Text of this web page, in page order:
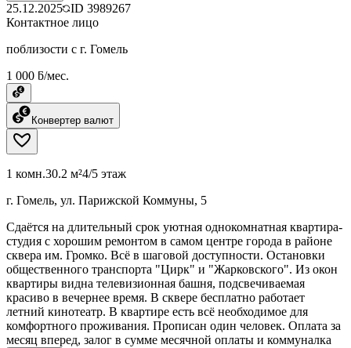
25.12.2025 ID 3989267
Контактное лицо
поблизости с г. Гомель
1 000 ƃ/мес.
Конвертер валют
1 комн.30.2 м²4/5 этаж
г. Гомель, ул. Парижской Коммуны, 5
Сдаётся на длительный срок уютная однокомнатная квартира-
студия с хорошим ремонтом в самом центре города в районе
сквера им. Громко. Всё в шаговой доступности. Остановки
общественного транспорта "Цирк" и "Жарковского". Из окон
квартиры видна телевизионная башня, подсвечиваемая
красиво в вечернее время. В сквере бесплатно работает
летний кинотеатр. В квартире есть всё необходимое для
комфортного проживания. Прописан один человек. Оплата за
месяц вперед, залог в сумме месячной оплаты и коммуналка